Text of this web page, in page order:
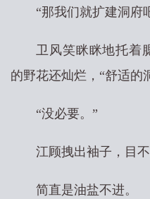
“那我们就扩建洞府
卫风笑眯眯地托着
的野花还灿烂，“舒适的
“没必要。”
江顾拽出袖子，目
简直是油盐不进。